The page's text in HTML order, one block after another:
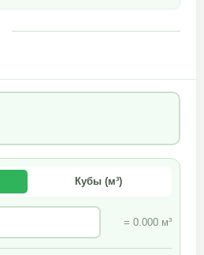
Кубы (м³)
= 0.000 м³